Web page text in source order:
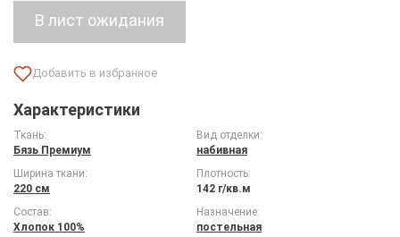
Характеристики
Ткань:
Бязь Премиум
Вид отделки:
набивная
Ширина ткани:
220 см
Плотность:
142 г/кв.м
Состав:
Хлопок 100%
Назначение:
постельная